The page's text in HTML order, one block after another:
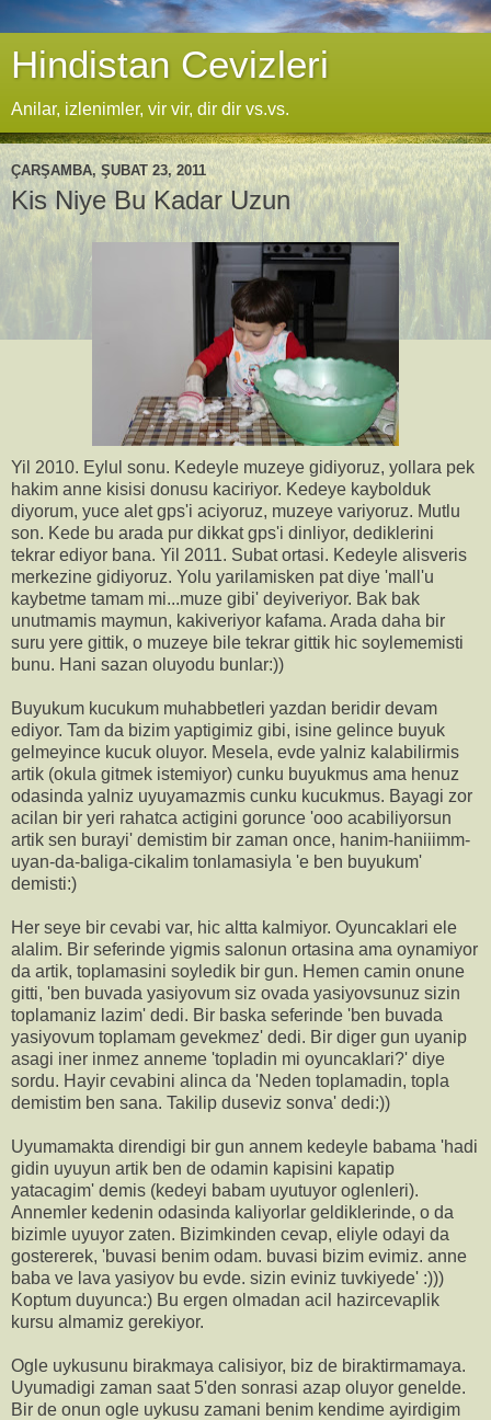
Hindistan Cevizleri
Anilar, izlenimler, vir vir, dir dir vs.vs.
ÇARŞAMBA, ŞUBAT 23, 2011
Kis Niye Bu Kadar Uzun
Yil 2010. Eylul sonu. Kedeyle muzeye gidiyoruz, yollara pek
hakim anne kisisi donusu kaciriyor. Kedeye kaybolduk
diyorum, yuce alet gps'i aciyoruz, muzeye variyoruz. Mutlu
son. Kede bu arada pur dikkat gps'i dinliyor, dediklerini
tekrar ediyor bana. Yil 2011. Subat ortasi. Kedeyle alisveris
merkezine gidiyoruz. Yolu yarilamisken pat diye 'mall'u
kaybetme tamam mi...muze gibi' deyiveriyor. Bak bak
unutmamis maymun, kakiveriyor kafama. Arada daha bir
suru yere gittik, o muzeye bile tekrar gittik hic soylememisti
bunu. Hani sazan oluyodu bunlar:))
Buyukum kucukum muhabbetleri yazdan beridir devam
ediyor. Tam da bizim yaptigimiz gibi, isine gelince buyuk
gelmeyince kucuk oluyor. Mesela, evde yalniz kalabilirmis
artik (okula gitmek istemiyor) cunku buyukmus ama henuz
odasinda yalniz uyuyamazmis cunku kucukmus. Bayagi zor
acilan bir yeri rahatca actigini gorunce 'ooo acabiliyorsun
artik sen burayi' demistim bir zaman once, hanim-haniiimm-
uyan-da-baliga-cikalim tonlamasiyla 'e ben buyukum'
demisti:)
Her seye bir cevabi var, hic altta kalmiyor. Oyuncaklari ele
alalim. Bir seferinde yigmis salonun ortasina ama oynamiyor
da artik, toplamasini soyledik bir gun. Hemen camin onune
gitti, 'ben buvada yasiyovum siz ovada yasiyovsunuz sizin
toplamaniz lazim' dedi. Bir baska seferinde 'ben buvada
yasiyovum toplamam gevekmez' dedi. Bir diger gun uyanip
asagi iner inmez anneme 'topladin mi oyuncaklari?' diye
sordu. Hayir cevabini alinca da 'Neden toplamadin, topla
demistim ben sana. Takilip duseviz sonva' dedi:))
Uyumamakta direndigi bir gun annem kedeyle babama 'hadi
gidin uyuyun artik ben de odamin kapisini kapatip
yatacagim' demis (kedeyi babam uyutuyor oglenleri).
Annemler kedenin odasinda kaliyorlar geldiklerinde, o da
bizimle uyuyor zaten. Bizimkinden cevap, eliyle odayi da
gostererek, 'buvasi benim odam. buvasi bizim evimiz. anne
baba ve lava yasiyov bu evde. sizin eviniz tuvkiyede' :)))
Koptum duyunca:) Bu ergen olmadan acil hazircevaplik
kursu almamiz gerekiyor.
Ogle uykusunu birakmaya calisiyor, biz de biraktirmamaya.
Uyumadigi zaman saat 5'den sonrasi azap oluyor genelde.
Bir de onun ogle uykusu zamani benim kendime ayirdigim